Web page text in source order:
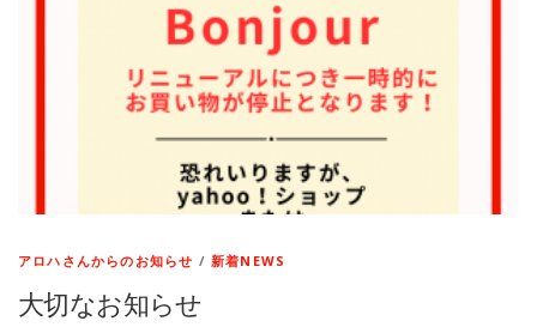
アロハさんからのお知らせ /新着NEWS
大切なお知らせ